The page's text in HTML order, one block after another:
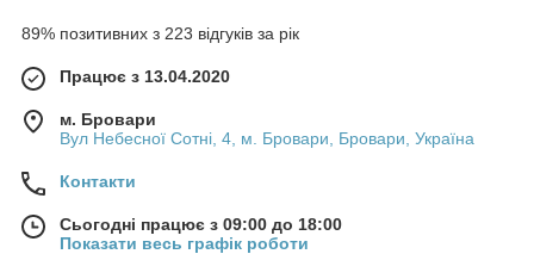
89% позитивних з 223 відгуків за рік
Працює з 13.04.2020
м. Бровари
Вул Небесної Сотні, 4, м. Бровари, Бровари, Україна
Контакти
Сьогодні працює з 09:00 до 18:00
Показати весь графік роботи